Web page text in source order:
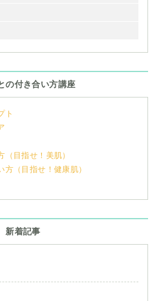
の付き合い方講座
ト
目指せ！美肌）
（目指せ！健康肌）
新着記事